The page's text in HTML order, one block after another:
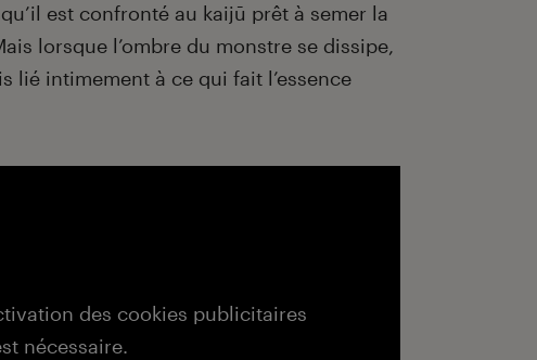
est confronté au kaijū prêt à semer la
lorsque l’ombre du monstre se dissipe,
lié intimement à ce qui fait l’essence
des cookies publicitaires
nécessaire.